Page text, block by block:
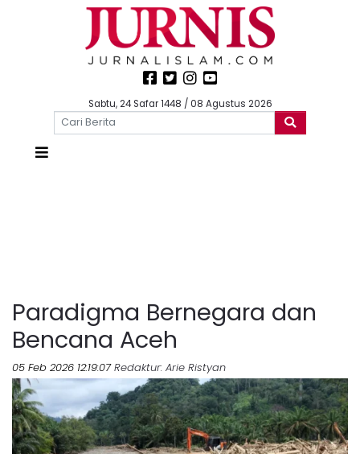
Sabtu, 24 Safar 1448 / 08 Agustus 2026
Paradigma Bernegara dan
Bencana Aceh
05 Feb 2026 12:19:07 Redaktur: Arie Ristyan